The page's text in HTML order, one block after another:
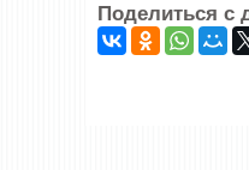
Поделиться с